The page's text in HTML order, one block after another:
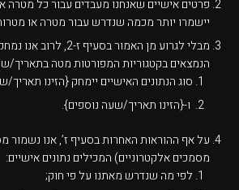
פרטים אישיים שאנחנו מעבדים עבור כל מטרה
יישמרו יותר מכמה שנדרש עבור מטרה או
מבלי לגרוע מן האמור בסעיף
הנמצאים בקטגוריות המפורטות מטה בתאריך/
סוג הנתונים האישיים יימחק {הזינו
ו-{הזינו תאריך/שעה נוספים}.
על אף ההוראות האחרות בסעיף ז’, אנו נשמור
מסמכים אלקטרוניים) המכילים נתונים אישיים:
לפי מה שנדרש מאתנו על פי חוק;